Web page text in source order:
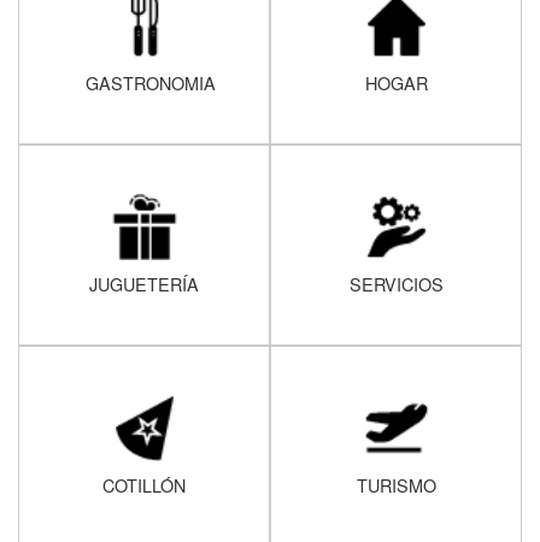
GASTRONOMIA HOGAR
JUGUETERÍA SERVICIOS
COTILLÓN TURISMO